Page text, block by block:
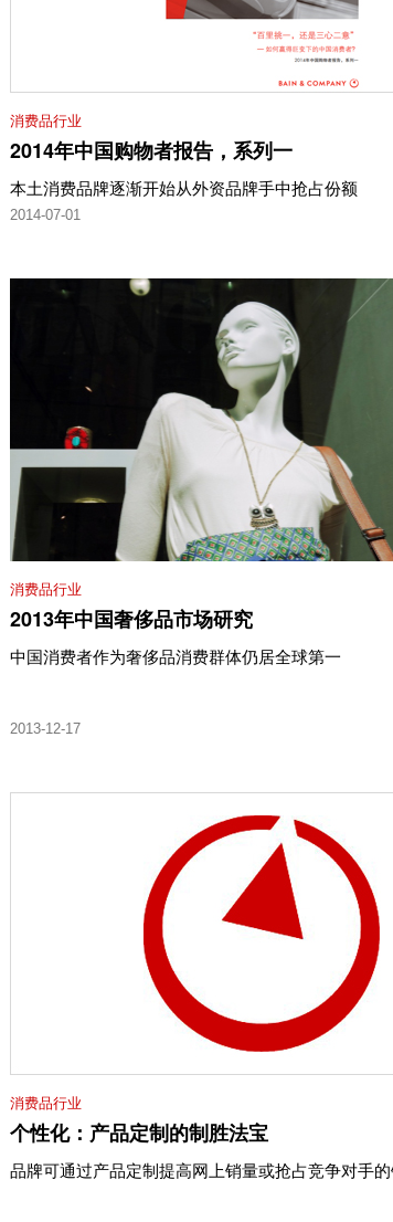
消费品行业
2014年中国购物者报告，系列一
本土消费品牌逐渐开始从外资品牌手中抢占份额
2014-07-01
消费品行业
2013年中国奢侈品市场研究
中国消费者作为奢侈品消费群体仍居全球第一
2013-12-17
消费品行业
个性化：产品定制的制胜法宝
品牌可通过产品定制提高网上销量或抢占竞争对手